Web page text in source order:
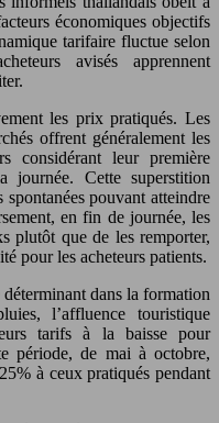
économiques objectifs
tarifaire fluctue selon
avisés apprennent
les prix pratiqués. Les
offrent généralement les
considérant leur première
journée. Cette superstition
pouvant atteindre
en fin de journée, les
plutôt que de les remporter,
pour les acheteurs patients.
dans la formation
l’affluence touristique
tarifs à la baisse pour
période, de mai à octobre,
à ceux pratiqués pendant